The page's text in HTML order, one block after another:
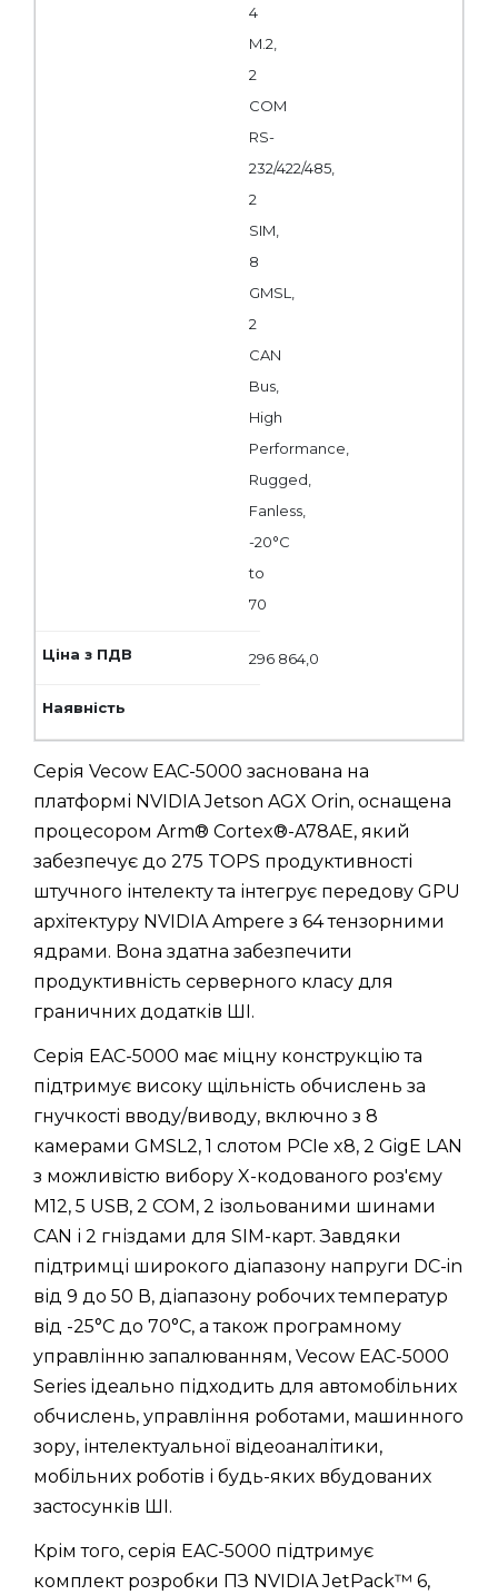
4
M.2,
2
COM
RS-
232/422/485,
2
SIM,
8
GMSL,
2
CAN
Bus,
High
Performance,
Rugged,
Fanless,
-20°C
to
70
296 864,0
Серія Vecow EAC-5000 заснована на
платформі NVIDIA Jetson AGX Orin, оснащена
процесором Arm® Cortex®-A78AE, який
забезпечує до 275 TOPS продуктивності
штучного інтелекту та інтегрує передову GPU
архітектуру NVIDIA Ampere з 64 тензорними
ядрами. Вона здатна забезпечити
продуктивність серверного класу для
граничних додатків ШІ.
Серія EAC-5000 має міцну конструкцію та
підтримує високу щільність обчислень за
гнучкості вводу/виводу, включно з 8
камерами GMSL2, 1 слотом PCIe x8, 2 GigE LAN
з можливістю вибору X-кодованого роз'єму
M12, 5 USB, 2 COM, 2 ізольованими шинами
CAN і 2 гніздами для SIM-карт. Завдяки
підтримці широкого діапазону напруги DC-in
від 9 до 50 В, діапазону робочих температур
від -25°C до 70°C, а також програмному
управлінню запалюванням, Vecow EAC-5000
Series ідеально підходить для автомобільних
обчислень, управління роботами, машинного
зору, інтелектуальної відеоаналітики,
мобільних роботів і будь-яких вбудованих
застосунків ШІ.
Крім того, серія EAC-5000 підтримує
комплект розробки ПЗ NVIDIA JetPack™ 6,